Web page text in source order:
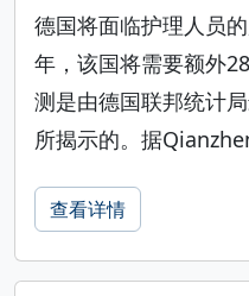
德国将面临护理人员
年，该国将需要额外
测是由德国联邦统计
所揭示的。据
查看详情